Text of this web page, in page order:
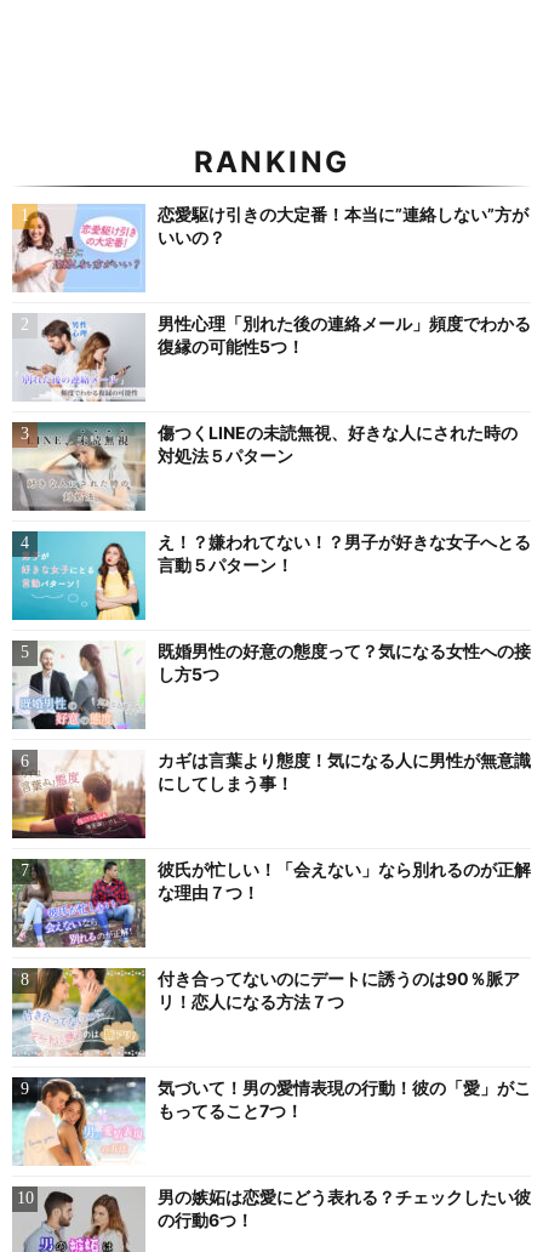
RANKING
恋愛駆け引きの大定番！本当に”連絡しない”方が
いいの？
男性心理「別れた後の連絡メール」頻度でわかる
復縁の可能性5つ！
傷つくLINEの未読無視、好きな人にされた時の
対処法５パターン
え！？嫌われてない！？男子が好きな女子へとる
言動５パターン！
既婚男性の好意の態度って？気になる女性への接
し方5つ
カギは言葉より態度！気になる人に男性が無意識
にしてしまう事！
彼氏が忙しい！「会えない」なら別れるのが正解
な理由７つ！
付き合ってないのにデートに誘うのは90％脈ア
リ！恋人になる方法７つ
気づいて！男の愛情表現の行動！彼の「愛」がこ
もってること7つ！
男の嫉妬は恋愛にどう表れる？チェックしたい彼
の行動6つ！